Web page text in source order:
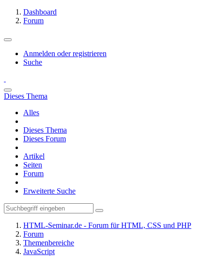
Dashboard
Forum
Anmelden oder registrieren
Suche
Dieses Thema
Alles
Dieses Thema
Dieses Forum
Artikel
Seiten
Forum
Erweiterte Suche
HTML-Seminar.de - Forum für HTML, CSS und PHP
Forum
Themenbereiche
JavaScript